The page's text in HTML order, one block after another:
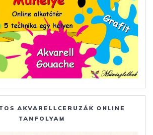
AKVARELLCERUZÁK ONLINE
TANFOLYAM